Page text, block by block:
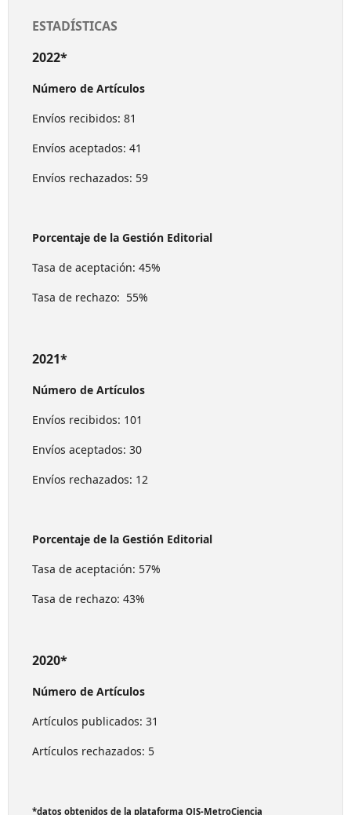
ESTADÍSTICAS
2022*
Número de Artículos
Envíos recibidos: 81
Envíos aceptados: 41
Envíos rechazados: 59
Porcentaje de la Gestión Editorial
Tasa de aceptación: 45%
Tasa de rechazo: 55%
2021*
Número de Artículos
Envíos recibidos: 101
Envíos aceptados: 30
Envíos rechazados: 12
Porcentaje de la Gestión Editorial
Tasa de aceptación: 57%
Tasa de rechazo: 43%
2020*
Número de Artículos
Artículos publicados: 31
Artículos rechazados: 5
*datos obtenidos de la plataforma OJS-MetroCiencia